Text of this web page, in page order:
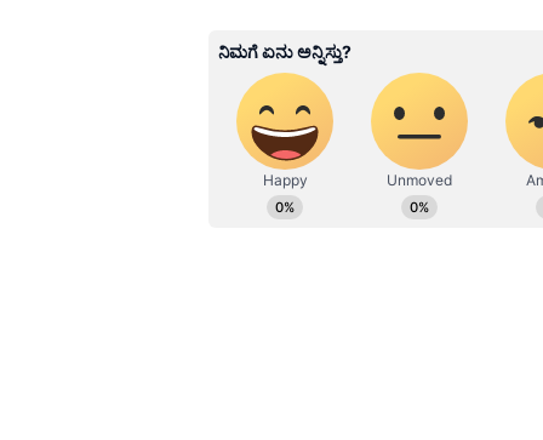
ಹಿಂದಿನಿಂದಲೂ ಈ ಶಾಲೆಯ ಶಿಕ್ಷಕರು
ವಾರ್ತಾ ಮತ್ತು ಸಾರ್ವಜನಿಕ
ಕೊರೊನಾ ವಾರಿಯರ್ಸ್ ಅವಾರ್ಡ್,
ಬರೆವಣಿಗೆ ಮತ್ತು ಸಾಹಿತ್ಯಾಸಕ್ತರು.